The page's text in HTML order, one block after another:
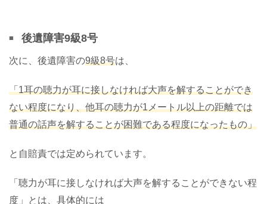
後遺障害9級8号
次に、後遺障害の9級8号は、
「1耳の聴力が耳に接しなければ大声を解することができ
ない程度になり、他耳の聴力が1メートル以上の距離では
普通の話声を解することが困難である程度になったもの」
と自賠責では定められています。
「聴力が耳に接しなければ大声を解することができない程
度」とは、具体的には